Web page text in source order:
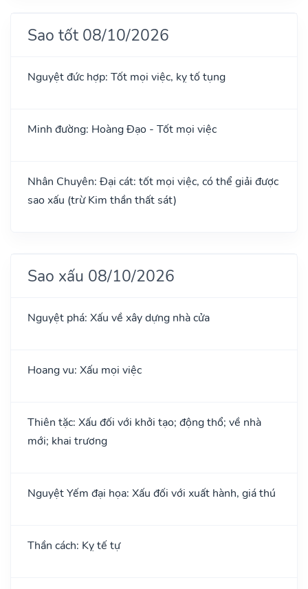
Sao tốt 08/10/2026
Nguyệt đức hợp: Tốt mọi việc, kỵ tố tụng
Minh đường: Hoàng Đạo - Tốt mọi việc
Nhân Chuyên: Đại cát: tốt mọi việc, có thể giải được
sao xấu (trừ Kim thần thất sát)
Sao xấu 08/10/2026
Nguyệt phá: Xấu về xây dựng nhà cửa
Hoang vu: Xấu mọi việc
Thiên tặc: Xấu đối với khởi tạo; động thổ; về nhà
mới; khai trương
Nguyệt Yếm đại họa: Xấu đối với xuất hành, giá thú
Thần cách: Kỵ tế tự